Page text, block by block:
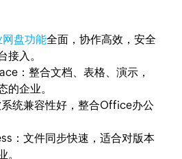
网盘功能全面，协作高效，安全
接入。
：整合文档、表格、演示，
的企业。
统兼容性好，整合Office办公
：文件同步快速，适合对版本
。